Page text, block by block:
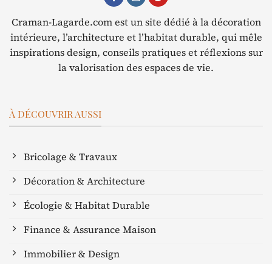
Craman-Lagarde.com est un site dédié à la décoration
intérieure, l’architecture et l’habitat durable, qui mêle
inspirations design, conseils pratiques et réflexions sur
la valorisation des espaces de vie.
À DÉCOUVRIR AUSSI
Bricolage & Travaux
Décoration & Architecture
Écologie & Habitat Durable
Finance & Assurance Maison
Immobilier & Design